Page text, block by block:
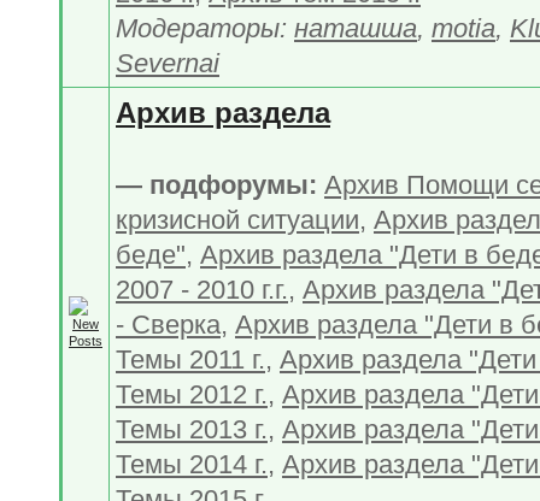
Модераторы: наташша, motia,
Severnai
Архив раздела
— подфорумы: Архив Помощи
кризисной ситуации, Архив
беде", Архив раздела "Дети в
2007 - 2010 г.г., Архив раздела
- Сверка, Архив раздела "Дети в
Темы 2011 г., Архив раздела
Темы 2012 г., Архив раздела
Темы 2013 г., Архив раздела
Темы 2014 г., Архив раздела